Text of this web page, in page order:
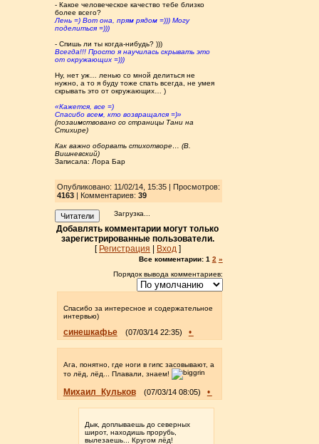
- Какое человеческое качество тебе близко
более всего?
Лень =) Вот она, прям рядом =))) Могу
поделиться =)))
- Спишь ли ты когда-нибудь? )))
Всегда!!! Просто я научилась скрывать это
от окружающих =)))
Ну, нет уж… ленью со мной делиться не
нужно, а то я буду тоже спать всегда, не умея
скрывать это от окружающих… )
«Кажется, все =)
Спасибо всем, кто возвращался =)»
(позаимствовано со страницы Тани на
Стихире)
Как важно оборвать стихотворе… (В.
Вишневский)
Записала: Лора Бар
Опубликовано: 11/02/14, 15:35 | Просмотров:
4163| Комментариев: 39
Читатели Загрузка...
Добавлять комментарии могут только
зарегистрированные пользователи.
[ Регистрация Вход]
Все комментарии: 1 2 »
Порядок вывода комментариев:
Спасибо за интересное и содержательное
интервью)
синешкафье (07/03/14 22:35) •
Ага, понятно, где ноги в гипс засовывают, а
то лёд, лёд... Плавали, знаем!
Михаил_Кульков (07/03/14 08:05) •
Дык, доплываешь до северных
широт, находишь прорубь,
вылезаешь... Кругом лёд!